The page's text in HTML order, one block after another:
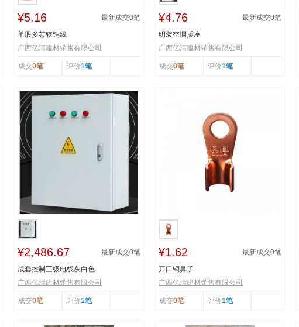
¥5.16 最新成交0笔
单股多芯软铜线
广西亿清建材销售有限公司
成交0笔 评价1笔
¥4.76 最新成交0笔
明装空调插座
广西亿清建材销售有限公司
成交0笔 评价1笔
¥2,486.67 最新成交0笔
成套控制三级电线灰白色
广西亿清建材销售有限公司
成交0笔 评价1笔
¥1.62 最新成交0笔
开口铜鼻子
广西亿清建材销售有限公司
成交0笔 评价1笔